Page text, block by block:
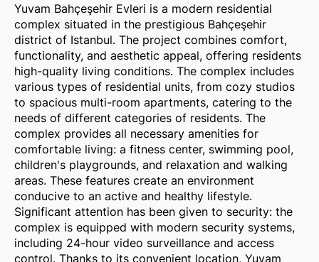
Yuvam Bahçeşehir Evleri is a modern residential
complex situated in the prestigious Bahçeşehir
district of Istanbul. The project combines comfort,
functionality, and aesthetic appeal, offering residents
high-quality living conditions. The complex includes
various types of residential units, from cozy studios
to spacious multi-room apartments, catering to the
needs of different categories of residents. The
complex provides all necessary amenities for
comfortable living: a fitness center, swimming pool,
children's playgrounds, and relaxation and walking
areas. These features create an environment
conducive to an active and healthy lifestyle.
Significant attention has been given to security: the
complex is equipped with modern security systems,
including 24-hour video surveillance and access
control. Thanks to its convenient location, Yuvam